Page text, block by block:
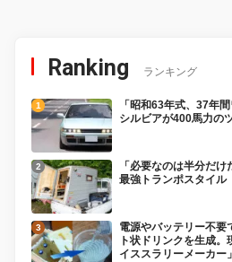
Ranking ランキング
「昭和63年式、37年
シルビアが400馬力の
「必要なのは半分だ
最強トランポスタイル
電源やバッテリー不
ト状ドリンクを生成
イススラリーメーカー